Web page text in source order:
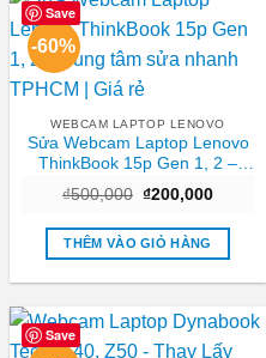
Save
-60%
WEBCAM LAPTOP LENOVO
Sửa Webcam Laptop Lenovo
ThinkBook 15p Gen 1, 2 –
| Giá rẻ
₫500,000 Giá
là:
₫500,000.
₫200,000Giá
tại
THÊM VÀO GIỎ HÀNG
Save